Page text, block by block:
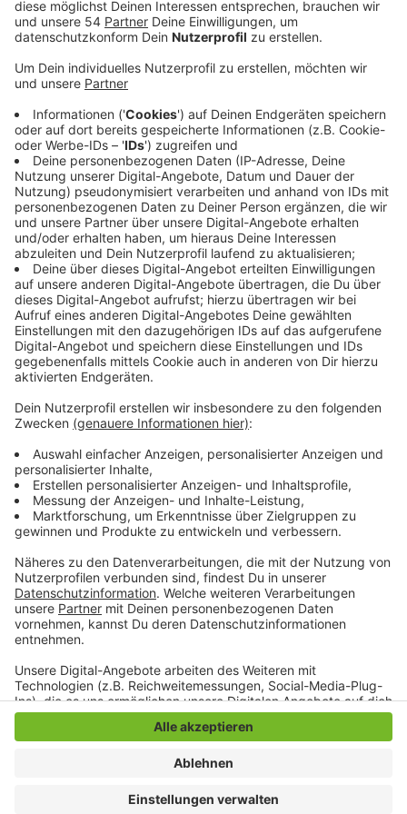
eine andere Stadt oder einen anderen Landkreis.
Dienstag, 20.10.2020 16:22
Die Landesstatisiker haben jetzt die Pendlerzahlen
aus dem Jahr 2019 veröffentlicht. Ende Juni letzten
Jahres hatten wir in Mönchengladbach rund 261.000
Einwohner. Fast 52.000 von ihnen sind täglich in eine
andere Stadt oder einen anderen Landkreis zur Arbeit
gefahren. Die meisten Mönchengladbacher pendlen
nach Düsseldorf, Viersen und Neuss. Mehr als 78.000
Menschen sind innerhalb der Gemeinde gependelt. Es
kommen aber auch viele Menschen von außerhalb zu
uns, um hier zu arbeiten. Fast 55.000 Einpendler haben
die Landesstatistiker letztes Jahr gezählt. Die
meisten von ihnen kommen aus Viersen, Wegberg und
Erkelenz. Der durchschnittliche Pendlerweg lag
letztes Jahr bei knapp 20 Kilometern. Dabei haben
Frauen meist eine kürzeren Weg zur Arbeit als Männer,
sagen die Landesstatistiker.
Anzeige
Anzeige